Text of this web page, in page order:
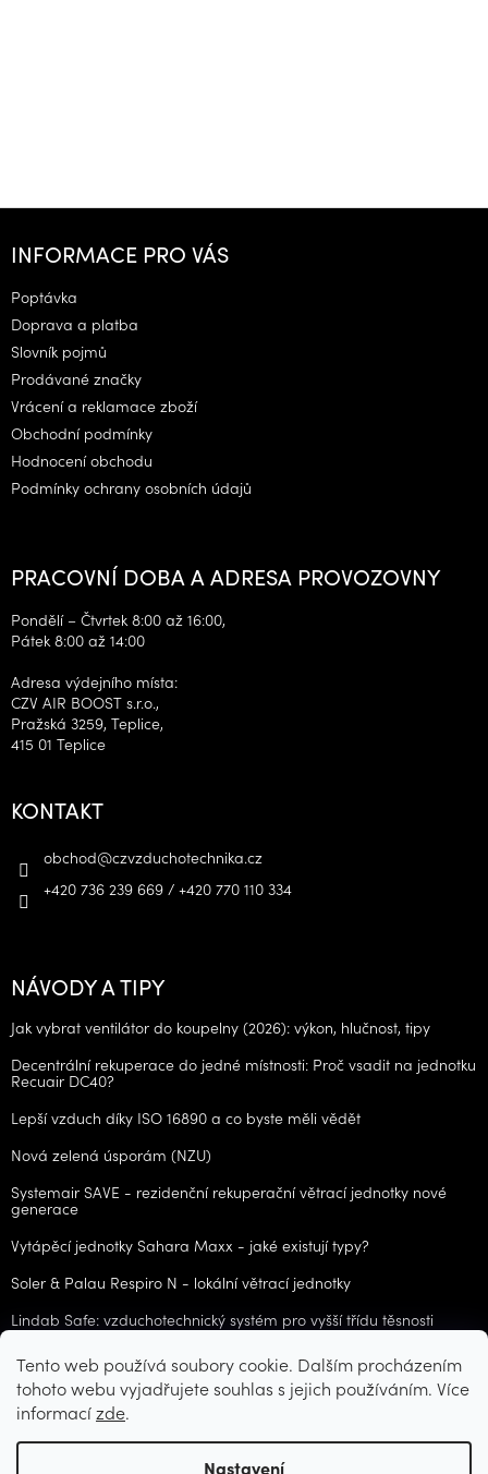
Tento web používá soubory cookie. Dalším procházením
tohoto webu vyjadřujete souhlas s jejich používáním. Více
informacízde.
Nastavení
Z
INFORMACE PRO VÁS
Poptávka
Doprava a platba
Slovník pojmů
Prodávané značky
Vrácení a reklamace zboží
Obchodní podmínky
Hodnocení obchodu
Podmínky ochrany osobních údajů
PRACOVNÍ DOBA A ADRESA PROVOZOVNY
Pondělí – Čtvrtek 8:00 až 16:00,
Pátek 8:00 až 14:00
Adresa výdejního místa:
CZV AIR BOOST s.r.o.,
Pražská 3259, Teplice,
415 01 Teplice
KONTAKT
obchod@czvzduchotechnika.cz
+420 736 239 669 / +420 770 110 334
NÁVODY A TIPY
Jak vybrat ventilátor do koupelny (2026): výkon, hlučnost, tipy
Decentrální rekuperace do jedné místnosti: Proč vsadit na jednotku
Recuair DC40?
Lepší vzduch díky ISO 16890 a co byste měli vědět
Nová zelená úsporám (NZU)
Systemair SAVE - rezidenční rekuperační větrací jednotky nové
generace
Vytápěcí jednotky Sahara Maxx - jaké existují typy?
Soler & Palau Respiro N - lokální větrací jednotky
Lindab Safe: vzduchotechnický systém pro vyšší třídu těsnosti
ARCHIV
Vytvořil Shoptet